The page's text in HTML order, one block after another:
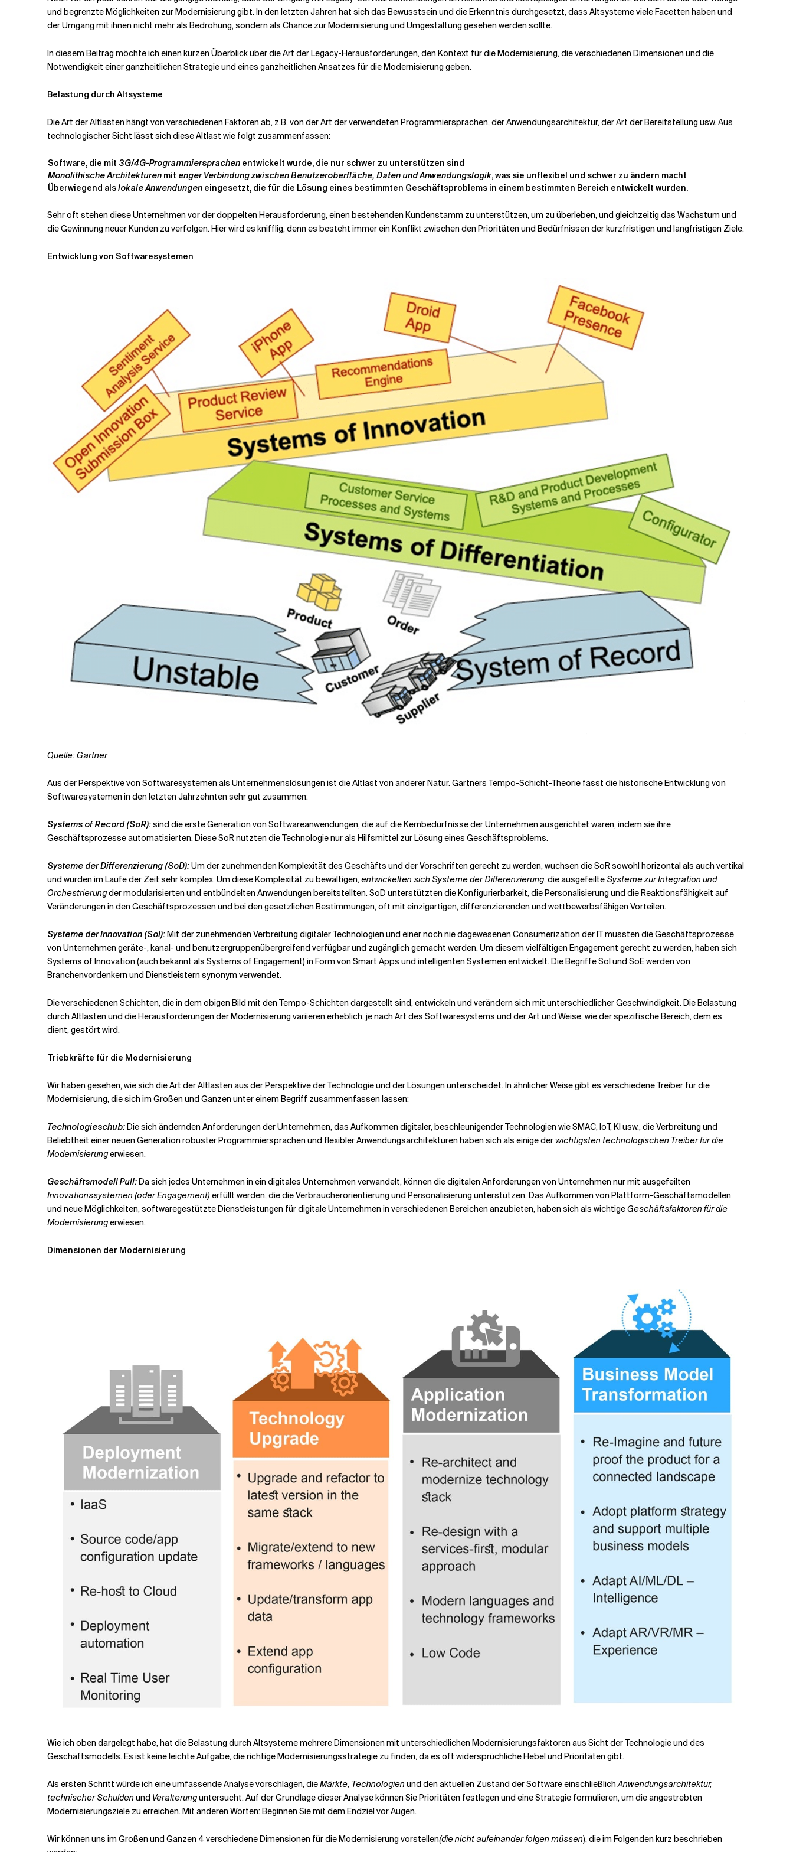
Verwandte Themen
und begrenzte Möglichkeiten zur Modernisierung gibt. In den letzten Jahren hat sich das Bewusstsein und die Erkenntnis durchgesetzt, dass Altsysteme viele Facetten haben und
der Umgang mit ihnen nicht mehr als Bedrohung, sondern als Chance zur Modernisierung und Umgestaltung gesehen werden sollte.
In diesem Beitrag möchte ich einen kurzen Überblick über die Art der Legacy-Herausforderungen, den Kontext für die Modernisierung, die verschiedenen Dimensionen und die
Notwendigkeit einer ganzheitlichen Strategie und eines ganzheitlichen Ansatzes für die Modernisierung geben.
Belastung durch Altsysteme
Die Art der Altlasten hängt von verschiedenen Faktoren ab, z.B. von der Art der verwendeten Programmiersprachen, der Anwendungsarchitektur, der Art der Bereitstellung usw. Aus
technologischer Sicht lässt sich diese Altlast wie folgt zusammenfassen:
Software, die mit 3G/4G-Programmiersprachen entwickelt wurde, die nur schwer zu unterstützen sind
Monolithische Architekturen mit enger Verbindung zwischen Benutzeroberfläche, Daten und Anwendungslogik, was sie unflexibel und schwer zu ändern macht
Überwiegend alslokale Anwendungen eingesetzt, die für die Lösung eines bestimmten Geschäftsproblems in einem bestimmten Bereich entwickelt wurden.
Sehr oft stehen diese Unternehmen vor der doppelten Herausforderung, einen bestehenden Kundenstamm zu unterstützen, um zu überleben, und gleichzeitig das Wachstum und
die Gewinnung neuer Kunden zu verfolgen. Hier wird es knifflig, denn es besteht immer ein Konflikt zwischen den Prioritäten und Bedürfnissen der kurzfristigen und langfristigen Ziele.
Entwicklung von Softwaresystemen
Quelle: Gartner
Aus der Perspektive von Softwaresystemen als Unternehmenslösungen ist die Altlast von anderer Natur. Gartners Tempo-Schicht-Theorie fasst die historische Entwicklung von
Softwaresystemen in den letzten Jahrzehnten sehr gut zusammen:
Systems of Record (SoR):sind die erste Generation von Softwareanwendungen, die auf die Kernbedürfnisse der Unternehmen ausgerichtet waren, indem sie ihre
Geschäftsprozesse automatisierten. Diese SoR nutzten die Technologie nur als Hilfsmittel zur Lösung eines Geschäftsproblems.
Systeme der Differenzierung (SoD):Um der zunehmenden Komplexität des Geschäfts und der Vorschriften gerecht zu werden, wuchsen die SoR sowohl horizontal als auch vertikal
und wurden im Laufe der Zeit sehr komplex. Um diese Komplexität zu bewältigen,entwickelten sich Systeme der Differenzierung, die ausgefeilteSysteme zur Integration und
Orchestrierungder modularisierten und entbündelten Anwendungen bereitstellten. SoD unterstützten die Konfigurierbarkeit, die Personalisierung und die Reaktionsfähigkeit auf
Veränderungen in den Geschäftsprozessen und bei den gesetzlichen Bestimmungen, oft mit einzigartigen, differenzierenden und wettbewerbsfähigen Vorteilen.
Systeme der Innovation (SoI): Mit der zunehmenden Verbreitung digitaler Technologien und einer noch nie dagewesenen Consumerization der IT mussten die Geschäftsprozesse
von Unternehmen geräte-, kanal- und benutzergruppenübergreifend verfügbar und zugänglich gemacht werden. Um diesem vielfältigen Engagement gerecht zu werden, haben sich
Systems of Innovation (auch bekannt als Systems of Engagement) in Form von Smart Apps und intelligenten Systemen entwickelt. Die Begriffe SoI und SoE werden von
Branchenvordenkern und Dienstleistern synonym verwendet.
Die verschiedenen Schichten, die in dem obigen Bild mit den Tempo-Schichten dargestellt sind, entwickeln und verändern sich mit unterschiedlicher Geschwindigkeit. Die Belastung
durch Altlasten und die Herausforderungen der Modernisierung variieren erheblich, je nach Art des Softwaresystems und der Art und Weise, wie der spezifische Bereich, dem es
dient, gestört wird.
Triebkräfte für die Modernisierung
Wir haben gesehen, wie sich die Art der Altlasten aus der Perspektive der Technologie und der Lösungen unterscheidet. In ähnlicher Weise gibt es verschiedene Treiber für die
Modernisierung, die sich im Großen und Ganzen unter einem Begriff zusammenfassen lassen:
Technologieschub: Die sich ändernden Anforderungen der Unternehmen, das Aufkommen digitaler, beschleunigender Technologien wie SMAC, IoT, KI usw., die Verbreitung und
Beliebtheit einer neuen Generation robuster Programmiersprachen und flexibler Anwendungsarchitekturen haben sich als einige derwichtigsten technologischen Treiber für die
Modernisierungerwiesen.
Geschäftsmodell Pull: Da sich jedes Unternehmen in ein digitales Unternehmen verwandelt, können die digitalen Anforderungen von Unternehmen nur mit ausgefeilten
Innovationssystemen (oder Engagement) erfüllt werden, die die Verbraucherorientierung und Personalisierung unterstützen. Das Aufkommen von Plattform-Geschäftsmodellen
und neue Möglichkeiten, softwaregestützte Dienstleistungen für digitale Unternehmen in verschiedenen Bereichen anzubieten, haben sich als wichtigeGeschäftsfaktoren für die
Modernisierungerwiesen.
Dimensionen der Modernisierung
Wie ich oben dargelegt habe, hat die Belastung durch Altsysteme mehrere Dimensionen mit unterschiedlichen Modernisierungsfaktoren aus Sicht der Technologie und des
Geschäftsmodells. Es ist keine leichte Aufgabe, die richtige Modernisierungsstrategie zu finden, da es oft widersprüchliche Hebel und Prioritäten gibt.
Als ersten Schritt würde ich eine umfassende Analyse vorschlagen, dieMärkte, Technologien und den aktuellen Zustand der Software einschließlichAnwendungsarchitektur,
technischer Schulden und Veralterunguntersucht. Auf der Grundlage dieser Analyse können Sie Prioritäten festlegen und eine Strategie formulieren, um die angestrebten
Modernisierungsziele zu erreichen. Mit anderen Worten: Beginnen Sie mit dem Endziel vor Augen.
Wir können uns im Großen und Ganzen 4 verschiedene Dimensionen für die Modernisierung vorstellen(die nicht aufeinander folgen müssen), die im Folgenden kurz beschrieben